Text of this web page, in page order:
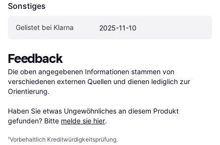
Sonstiges
Gelistet bei Klarna 2025-11-10
Feedback
Die oben angegebenen Informationen stammen von
verschiedenen externen Quellen und dienen lediglich zur
Orientierung.
Haben Sie etwas Ungewöhnliches an diesem Produkt
gefunden? Bitte melde sie hier.
¹Vorbehaltlich Kreditwürdigkeitsprüfung.